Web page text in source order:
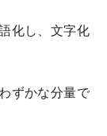
化し、文字化
ずかな分量で